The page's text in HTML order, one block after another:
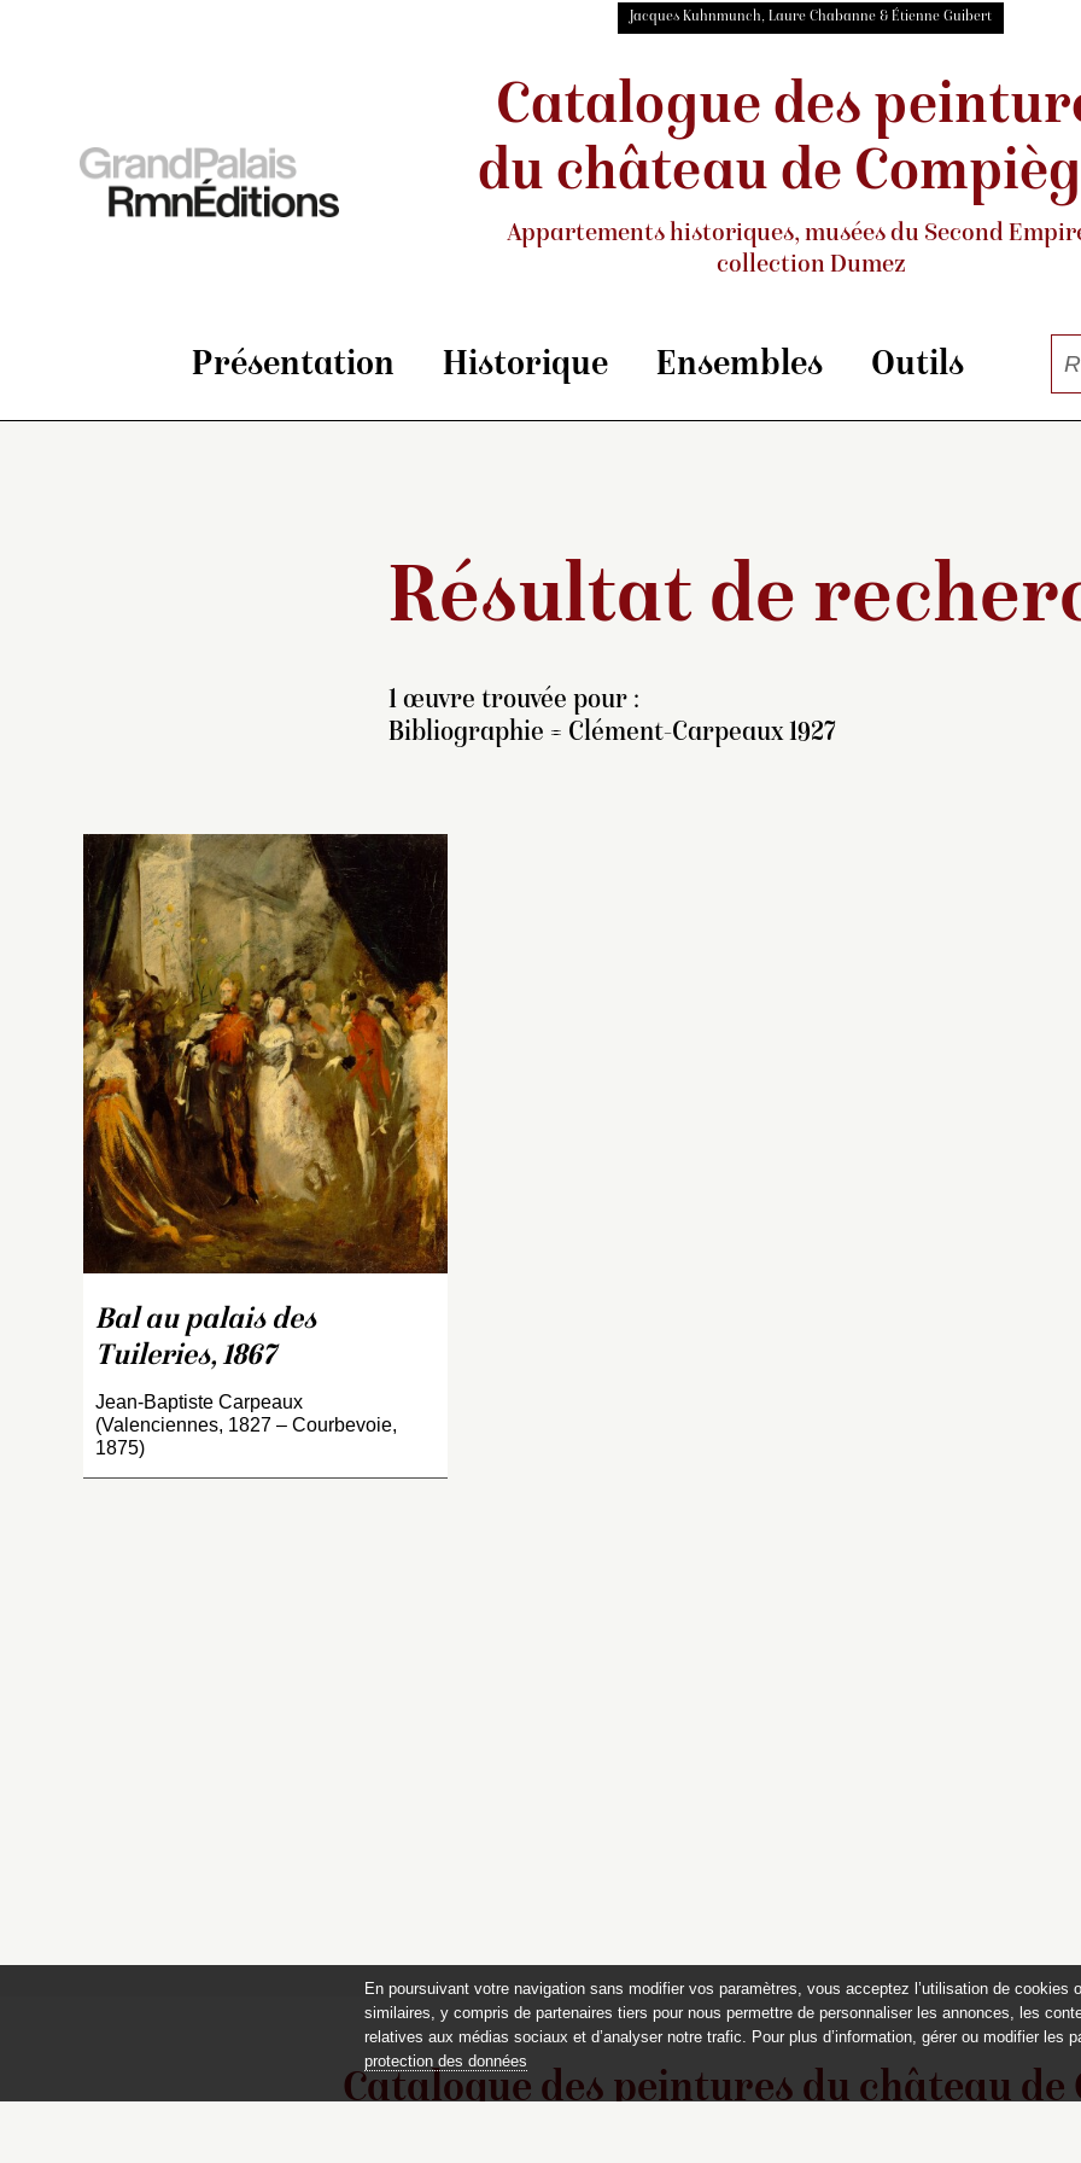
Jacques Kuhnmunch, Laure Chabanne & Étienne Guibert
Catalogue des
du château de
Appartements historiques, muséesdu Second
collection Dumez
Présentation Historique Ensembles Outils
Résultat de
1 œuvre trouvée pour :
Bibliographie = Clément-Carpeaux 1927
Bal au palais des
Tuileries, 1867
Jean-Baptiste Carpeaux
(Valenciennes, 1827 – Courbevoie,
1875)
Catalogue des peintures du château de
En poursuivant votre navigation sans modifier vos paramètres, vous acceptez l’utilisation de cookies
similaires, y compris de partenaires tiers pour nous permettre de personnaliser les annonces, les
relatives aux médias sociaux et d’analyser notre trafic. Pour plus d’information, gérer ou modifier les
protection des données